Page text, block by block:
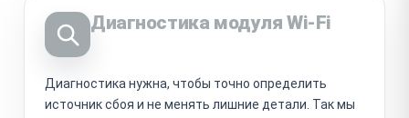
Диагностика модуля Wi‑Fi
Диагностика нужна, чтобы точно определить
источник сбоя и не менять лишние детали. Так мы